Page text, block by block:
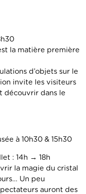
la matière première
d’objets sur le
invite les visiteurs
découvrir dans le
à 10h30 & 15h30
: 14h → 18h
la magie du cristal
Un peu
auront des